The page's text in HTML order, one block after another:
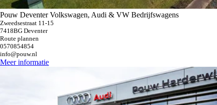
Pouw Deventer Volkswagen, Audi & VW Bedrijfswagens
Zweedsestraat 11-15
7418BG Deventer
Route plannen
0570854854
info@pouw.nl
Meer informatie